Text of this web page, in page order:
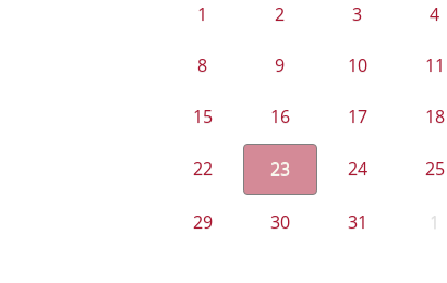
1 2 3 4
8 9 10 11
15 16 17 18
22 23 24 25
29 30 31 1